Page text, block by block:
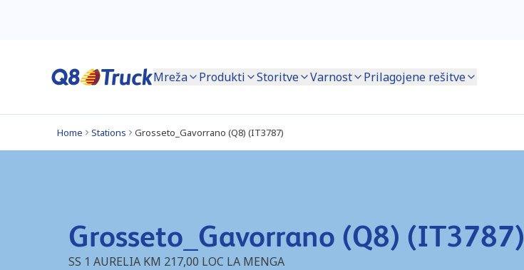
Mreža Produkti Storitve Varnost Prilagojene rešitve
Home Stations Grosseto_Gavorrano (Q8) (IT3787)
Grosseto_Gavorrano (Q8) (IT3787)
SS 1 AURELIA KM 217,00 LOC LA MENGA